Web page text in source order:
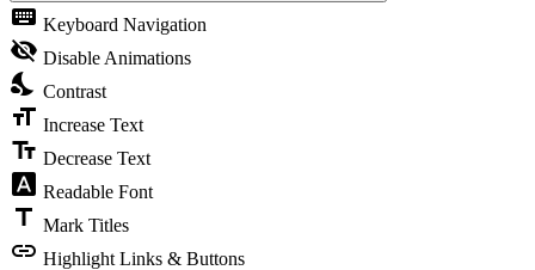
keyboard Keyboard Navigation
visibility_off Disable Animations
nights_stay Contrast
format_size Increase Text
text_fields Decrease Text
font_download Readable Font
title Mark Titles
link Highlight Links & Buttons